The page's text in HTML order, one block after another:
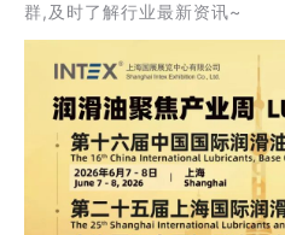
群,及时了解行业最新资讯~